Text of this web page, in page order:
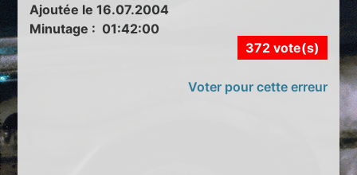
Ajoutée le 16.07.2004
Minutage : 01:42:00
372 vote(s)
Voter pour cette erreur